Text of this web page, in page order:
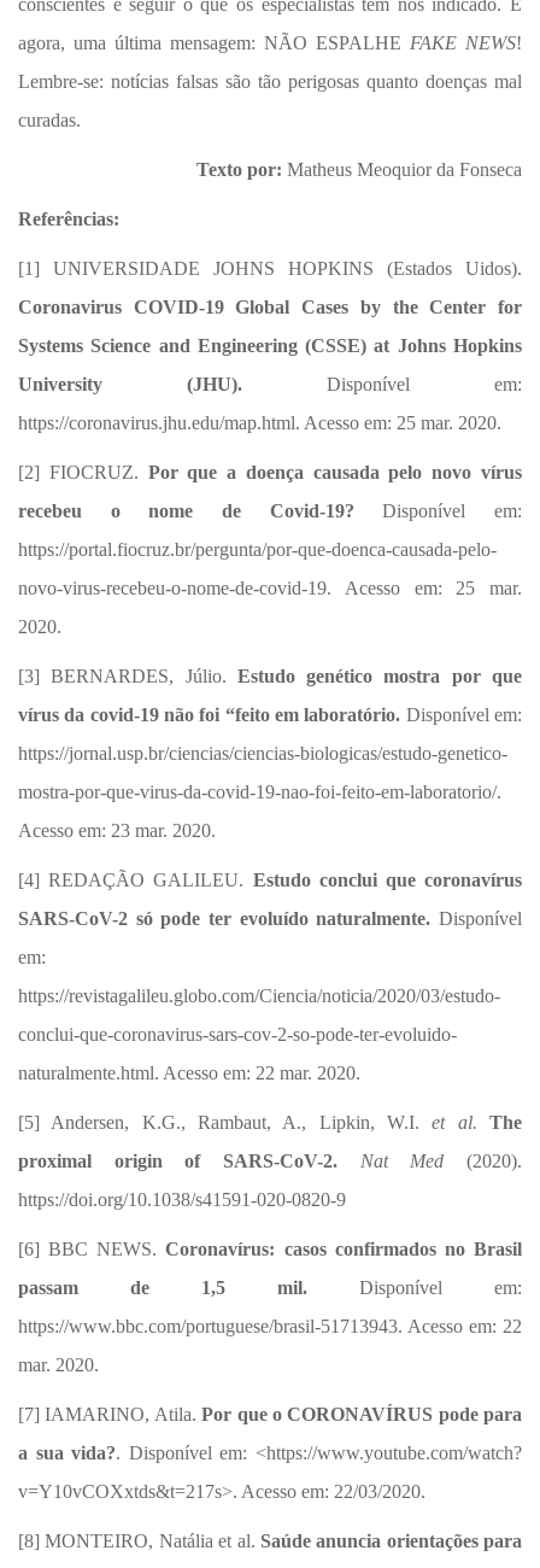
conscientes e seguir o que os especialistas têm nos indicado. E
agora, uma última mensagem: NÃO ESPALHE FAKE NEWS!
Lembre-se: notícias falsas são tão perigosas quanto doenças mal
curadas.
Texto por: Matheus Meoquior da Fonseca
Referências:
[1] UNIVERSIDADE JOHNS HOPKINS (Estados Uidos).
Coronavirus COVID-19 Global Cases by the Center for
Systems Science and Engineering (CSSE) at Johns Hopkins
University (JHU). Disponível em:
https://coronavirus.jhu.edu/map.html. Acesso em: 25 mar. 2020.
[2] FIOCRUZ. Por que a doença causada pelo novo vírus
recebeu o nome de Covid-19?Disponível em:
https://portal.fiocruz.br/pergunta/por-que-doenca-causada-pelo-
novo-virus-recebeu-o-nome-de-covid-19. Acesso em: 25 mar.
2020.
[3] BERNARDES, Júlio. Estudo genético mostra por que
vírus da covid-19 não foi “feito em laboratório. Disponível em:
https://jornal.usp.br/ciencias/ciencias-biologicas/estudo-genetico-
mostra-por-que-virus-da-covid-19-nao-foi-feito-em-laboratorio/.
Acesso em: 23 mar. 2020.
[4] REDAÇÃO GALILEU. Estudo conclui que coronavírus
SARS-CoV-2 só pode ter evoluído naturalmente. Disponível
em:
https://revistagalileu.globo.com/Ciencia/noticia/2020/03/estudo-
conclui-que-coronavirus-sars-cov-2-so-pode-ter-evoluido-
naturalmente.html. Acesso em: 22 mar. 2020.
[5] Andersen, K.G., Rambaut, A., Lipkin, W.I.et al. The
proximal origin of SARS-CoV-2. Nat Med (2020).
https://doi.org/10.1038/s41591-020-0820-9
[6]BBC NEWS.Coronavírus: casos confirmados no Brasil
passam de 1,5 mil. Disponível em:
https://www.bbc.com/portuguese/brasil-51713943. Acesso em: 22
mar. 2020.
[7] IAMARINO, Atila.Por que o CORONAVÍRUS pode para
a sua vida?. Disponível em: <https://www.youtube.com/watch?
v=Y10vCOXxtds&t=217s>. Acesso em: 22/03/2020.
[8]MONTEIRO, Natália et al. Saúde anuncia orientações para